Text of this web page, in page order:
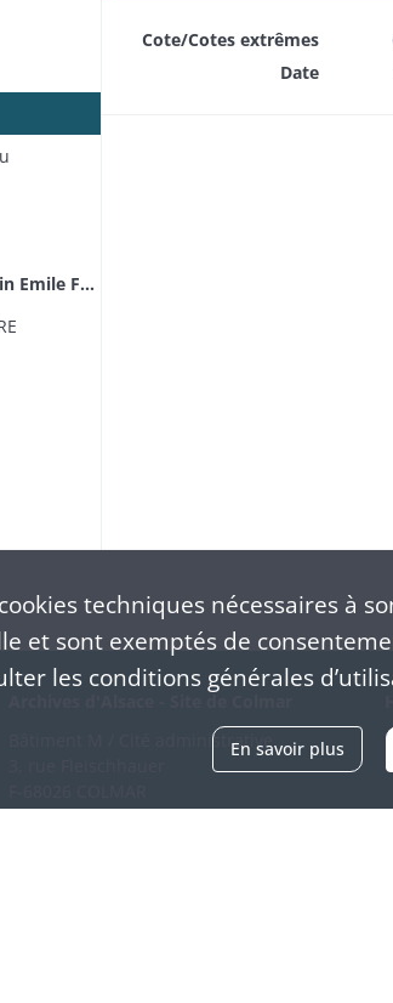
Cote/Cotes extrêmes
Date
Bâtiment M / Cité administrative
(+33) 3 89 21 97 00
cookiestechniques nécessaires à
et sont exemptés de
les conditions générales
En savoir plus